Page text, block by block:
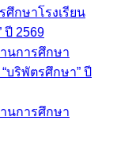
ศึกษาโรงเรียน
ปี 2569
นการศึกษา
บริพัตรศึกษา” ปี
นการศึกษา